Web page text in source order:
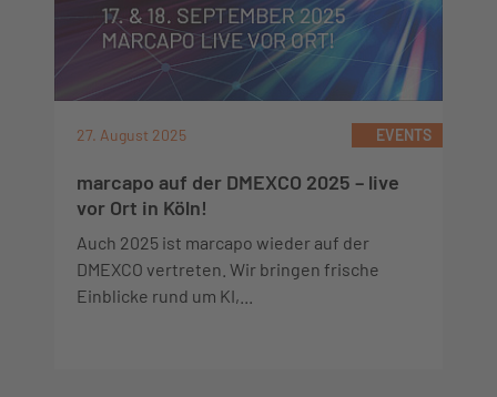
27. August 2025 EVENTS
marcapo auf der DMEXCO 2025 – live
vor Ort in Köln!
Auch 2025 ist marcapo wieder auf der
DMEXCO vertreten. Wir bringen frische
Einblicke rund um KI,...